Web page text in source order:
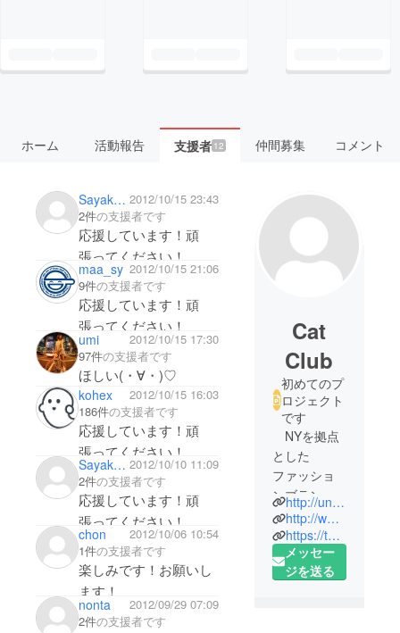
ホーム 活動報告 支援者 12 仲間募集 コメント
Sayaka Tokimoto 2012/10/15 23:43
2件の支援者です
応援しています！頑
張ってください！
maa_sy 2012/10/15 21:06
9件の支援者です
応援しています！頑
張ってください！
umi
2012/10/15 17:30
97件の支援者です
ほしい(・∀・)♡
kohex
2012/10/15 16:03
186件の支援者です
応援しています！頑
張ってください！
Sayaka Tokimoto 2012/10/10 11:09
2件の支援者です
応援しています！頑
張ってください！
chon
2012/10/06 10:54
1件の支援者です
楽しみです！お願いし
ます！
nonta
2012/09/29 07:09
2件の支援者です
Cat
Club
初めてのプ
ロジェクト
です
NYを拠点
とした
ファッショ
ンブラン
ド、United
Bambooから
2012年に生
まれたNEW
http://unitedbamboo.com
http://www.facebook.com/unitedbamboo
https://twitter.com/UnitedBamboo
メッセー
ジを送る